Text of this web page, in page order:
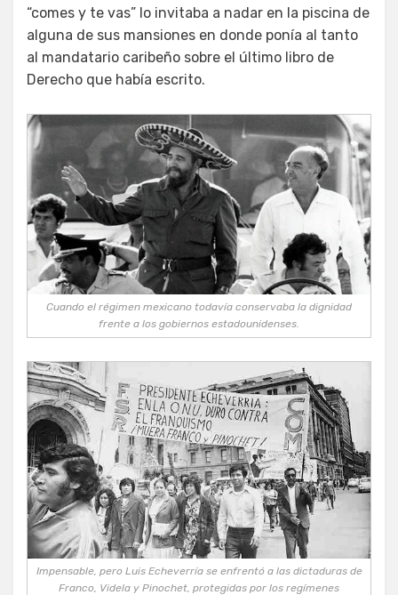
“comes y te vas” lo invitaba a nadar en la piscina de
alguna de sus mansiones en donde ponía al tanto
al mandatario caribeño sobre el último libro de
Derecho que había escrito.
Cuando el régimen mexicano todavía conservaba la dignidad
frente a los gobiernos estadounidenses.
Impensable, pero Luis Echeverría se enfrentó a las dictaduras de
Franco, Videla y Pinochet, protegidas por los regímenes